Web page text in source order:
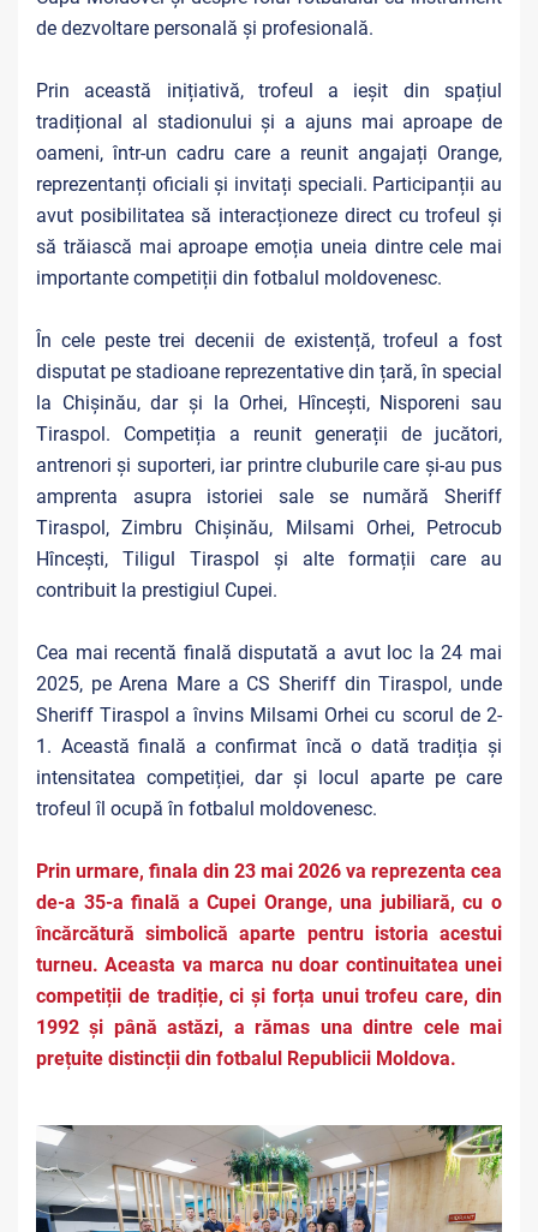
de dezvoltare personală și profesională.
Prin această inițiativă, trofeul a ieșit din spațiul
tradițional al stadionului și a ajuns mai aproape de
oameni, într-un cadru care a reunit angajați Orange,
reprezentanți oficiali și invitați speciali. Participanții au
avut posibilitatea să interacționeze direct cu trofeul și
să trăiască mai aproape emoția uneia dintre cele mai
importante competiții din fotbalul moldovenesc.
În cele peste trei decenii de existență, trofeul a fost
disputat pe stadioane reprezentative din țară, în special
la Chișinău, dar și la Orhei, Hîncești, Nisporeni sau
Tiraspol. Competiția a reunit generații de jucători,
antrenori și suporteri, iar printre cluburile care și-au pus
amprenta asupra istoriei sale se numără Sheriff
Tiraspol, Zimbru Chișinău, Milsami Orhei, Petrocub
Hîncești, Tiligul Tiraspol și alte formații care au
contribuit la prestigiul Cupei.
Cea mai recentă finală disputată a avut loc la 24 mai
2025, pe Arena Mare a CS Sheriff din Tiraspol, unde
Sheriff Tiraspol a învins Milsami Orhei cu scorul de 2-
1. Această finală a confirmat încă o dată tradiția și
intensitatea competiției, dar și locul aparte pe care
trofeul îl ocupă în fotbalul moldovenesc.
Prin urmare, finala din 23 mai 2026 va reprezenta cea
de-a 35-a finală a Cupei Orange, una jubiliară, cu o
încărcătură simbolică aparte pentru istoria acestui
turneu. Aceasta va marca nu doar continuitatea unei
competiții de tradiție, ci și forța unui trofeu care, din
1992 și până astăzi, a rămas una dintre cele mai
prețuite distincții din fotbalul Republicii Moldova.